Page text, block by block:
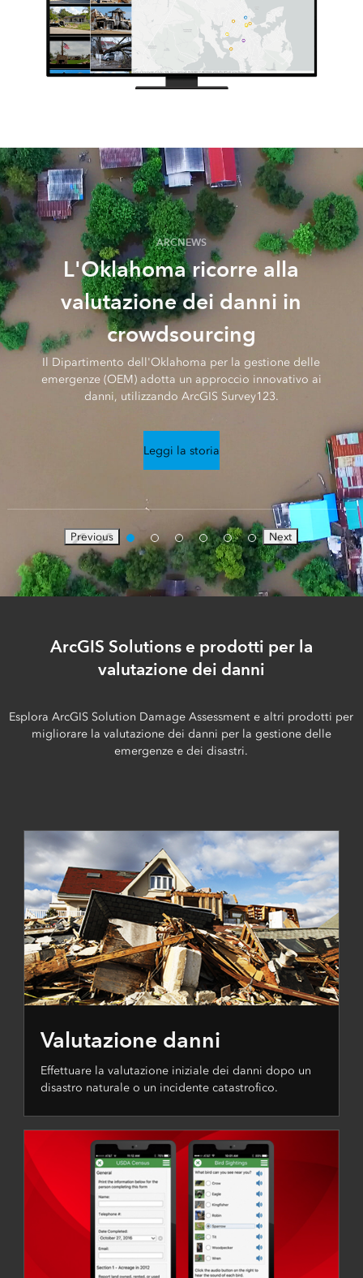
ARCNEWS
L'Oklahoma ricorre alla
valutazione dei danni in
crowdsourcing
Il Dipartimento dell'Oklahoma per la gestione delle
emergenze (OEM) adotta un approccio innovativo ai
danni, utilizzando ArcGIS Survey123.
Leggi la storia
Previous Next
ArcGIS Solutions e prodotti per la
valutazione dei danni
Esplora ArcGIS Solution Damage Assessment e altri prodotti per
migliorare la valutazione dei danni per la gestione delle
emergenze e dei disastri.
Valutazione danni
Effettuare la valutazione iniziale dei danni dopo un
disastro naturale o un incidente catastrofico.